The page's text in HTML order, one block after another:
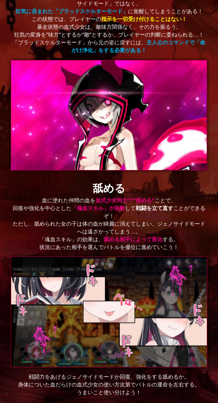
サイドモード」ではなく、
狂気に呑まれた「ブラッドスケルターモード」 に覚醒してしまうことがある！
この状態では、プレイヤーの指示を一切受け付けることはない！
暴走状態の血式少女は、敵味方関係なく、その力を振るう。
狂気の変身を"味方"とするか"敵"とするか。プレイヤーの判断に委ねられる…！
「ブラッドスケルターモード」から元の姿に戻すには、 主人公のコマンドで「命
がけ浄化」をする必要がある！
舐める
血に塗れた仲間の血を血式少女同士で”舐める” ことで、
回復や強化を中心とした 「魂血スキル」が発動して戦闘を立て直すことができる
ぞ！
ただし、舐められた女の子は体の血が綺麗に消えてしまい、ジェノサイドモード
へは遠ざかってしまう…。
「魂血スキル」の効果は、 舐める相手によって変化する。
状況にあった相手を選んでバトルを優位に進めていこう！
戦闘力をあげるジェノサイドモードか回復、強化をする舐めるか。
身体についた血だらけの血式少女の使い方次第でバトルの運命を左右する。
うまいこと使い分けよう！